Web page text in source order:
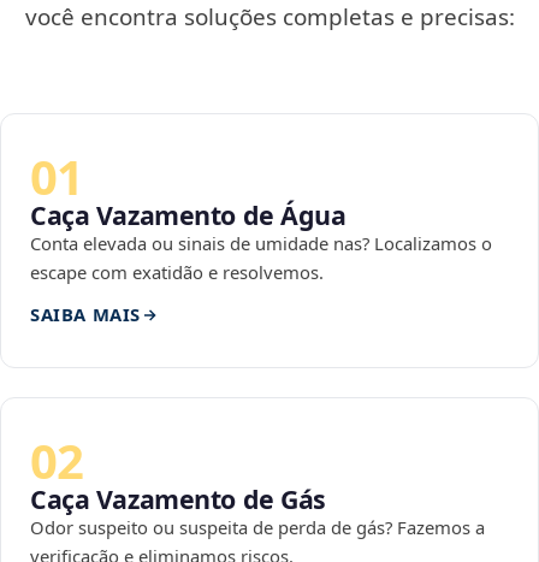
você encontra soluções completas e precisas:
01
Caça Vazamento de Água
Conta elevada ou sinais de umidade nas? Localizamos o
escape com exatidão e resolvemos.
SAIBA MAIS
02
Caça Vazamento de Gás
Odor suspeito ou suspeita de perda de gás? Fazemos a
verificação e eliminamos riscos.